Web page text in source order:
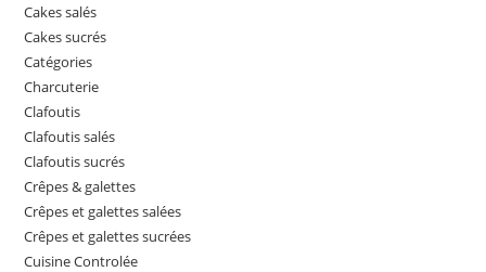
Cakes salés
Cakes sucrés
Catégories
Charcuterie
Clafoutis
Clafoutis salés
Clafoutis sucrés
Crêpes & galettes
Crêpes et galettes salées
Crêpes et galettes sucrées
Cuisine Controlée